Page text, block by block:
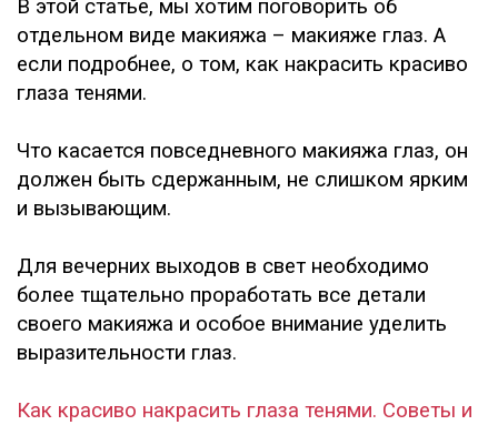
В этой статье, мы хотим поговорить об
отдельном виде макияжа – макияже глаз. А
если подробнее, о том, как накрасить красиво
глаза тенями.
Что касается повседневного макияжа глаз, он
должен быть сдержанным, не слишком ярким
и вызывающим.
Для вечерних выходов в свет необходимо
более тщательно проработать все детали
своего макияжа и особое внимание уделить
выразительности глаз.
Как красиво накрасить глаза тенями. Советы и